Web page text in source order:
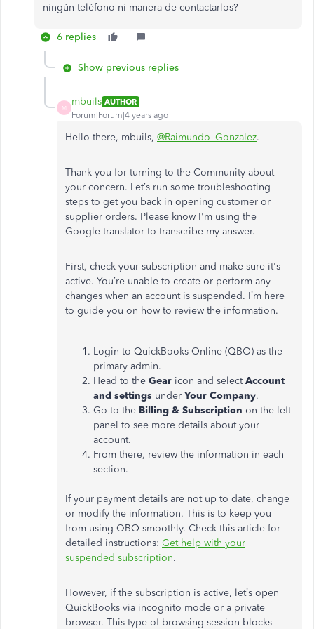
ningún teléfono ni manera de contactarlos?
6 replies
Show previous replies
M
mbuils AUTHOR
Forum|Forum|4 years ago
Hello there, mbuils, @Raimundo_Gonzalez.
Thank you for turning to the Community about
your concern. Let’s run some troubleshooting
steps to get you back in opening customer or
supplier orders. Please know I'm using the
Google translator to transcribe my answer.
First, check your subscription and make sure it's
active. You’re unable to create or perform any
changes when an account is suspended. I’m here
to guide you on how to review the information.
Login to QuickBooks Online (QBO) as the
primary admin.
Head to the Gear icon and selectAccount
and settings under Your Company.
Go to the Billing & Subscription on the left
panel to see more details about your
account.
From there, review the information in each
section.
If your payment details are not up to date, change
or modify the information. This is to keep you
from using QBO smoothly. Check this article for
detailed instructions: Get help with your
suspended subscription.
However, if the subscription is active, let’s open
QuickBooks via incognito mode or a private
browser. This type of browsing session blocks